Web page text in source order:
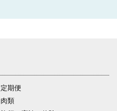
定期便
肉類